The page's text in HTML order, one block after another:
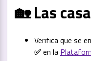
🏡 Las
Verifica que se
✅en la